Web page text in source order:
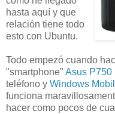
hasta aquí y que
relación tiene todo
esto con Ubuntu.
Todo empezó cuando
"smartphone" Asus P750
teléfono y Windows
funciona
hacer como pocos de